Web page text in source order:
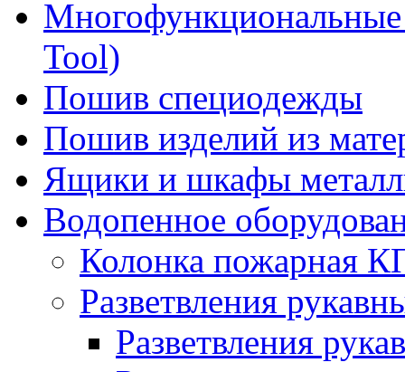
Tool)
Пошив специодежды
Пошив изделий из
Ящики и шкафы
Водопенное
Колонка пожарная
Разветвления
Разветвления